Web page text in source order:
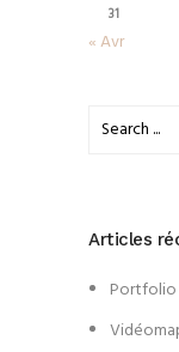
31
« Avr
Articles
Portfolio